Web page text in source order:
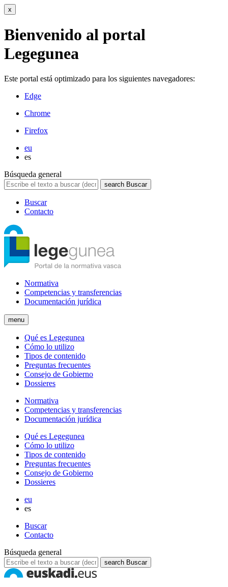
x
Bienvenido al portal
Legegunea
Este portal está optimizado para los siguientes navegadores:
Edge
Chrome
Firefox
eu
es
Búsqueda general
search Buscar
Buscar
Contacto
Normativa
Competencias y transferencias
Documentación jurídica
menu
Qué es Legegunea
Cómo lo utilizo
Tipos de contenido
Preguntas frecuentes
Consejo de Gobierno
Dossieres
Normativa
Competencias y transferencias
Documentación jurídica
Qué es Legegunea
Cómo lo utilizo
Tipos de contenido
Preguntas frecuentes
Consejo de Gobierno
Dossieres
eu
es
Buscar
Contacto
Búsqueda general
search Buscar